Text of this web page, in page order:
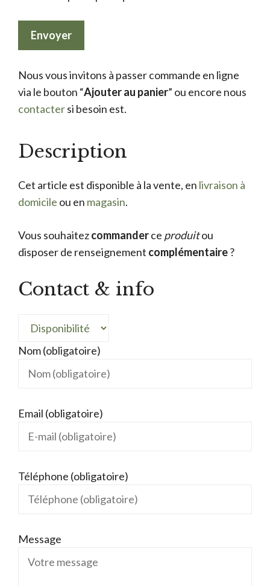
Nous vous invitons à passer commande en ligne
via le bouton “Ajouter au panier” ou encore nous
contactersi besoin est.
Description
Cet article est disponible à la vente, en livraison à
domicile ou en magasin.
Vous souhaitezcommanderce produitou
disposer de renseignement complémentaire?
Contact & info
Nom (obligatoire)
Email (obligatoire)
Téléphone (obligatoire)
Message